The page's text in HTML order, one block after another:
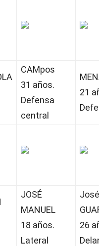
CAMpos
31 años.
Defensa
central
21
JOSÉ
MANUEL
18 años.
Lateral
José
26